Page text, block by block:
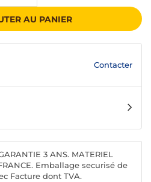
AU PANIER
Contacter
3 ANS. MATERIEL
Emballage securisé de
Facture dont TVA.